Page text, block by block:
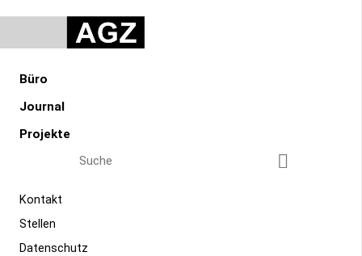
Navigation überspringen
PROJEKTE
Navigation überspringen
Kontakt
AGZ Zimmermann Architekten GmbH
Navigation überspringen
Büro
Journal
Projekte
Suchbegriffe
Navigation überspringen
Kontakt
Stellen
Datenschutz